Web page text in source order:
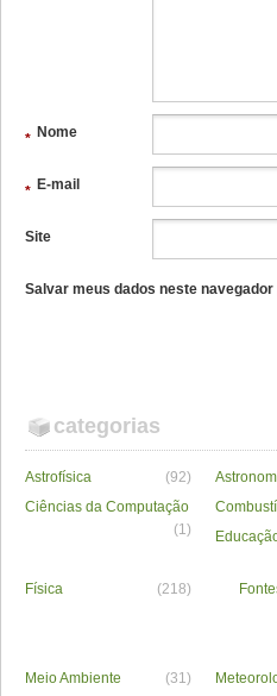
Nome
*
E-mail
*
Site
Salvar meus dados neste
categorias
Astrofísica (92)
Ciências da Computação
(1)
Física (218)
Meio Ambiente (31)